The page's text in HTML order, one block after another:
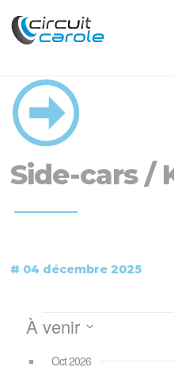
Side-cars /
# 04 décembre 2025
À venir
la
Oct 2026